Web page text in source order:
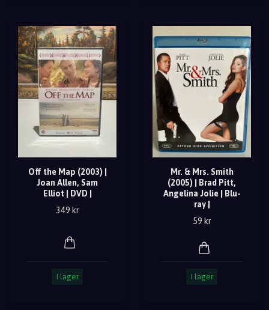
Off the Map (2003) |
Joan Allen, Sam
Elliot | DVD |
349 kr
I lager
Mr. & Mrs. Smith
(2005) | Brad Pitt,
Angelina Jolie | Blu-
ray |
59 kr
I lager